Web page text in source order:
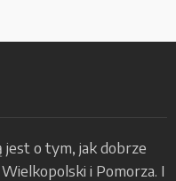
jest o tym, jak dobrze
i Pomorza. I